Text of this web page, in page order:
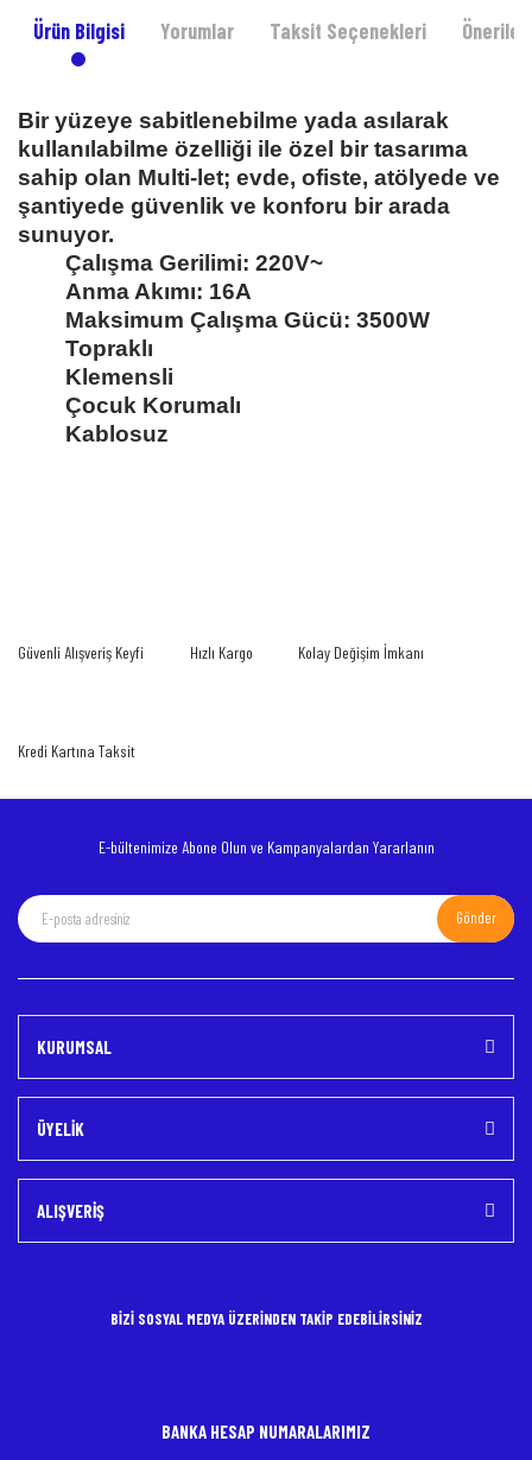
Ürün Bilgisi Yorumlar Taksit Seçenekleri
Bir yüzeye sabitlenebilme yada asılarak
kullanılabilme özelliği ile özel bir tasarıma
sahip olan Multi-let; evde, ofiste, atölyede ve
şantiyede güvenlik ve konforu bir arada
sunuyor.
Çalışma Gerilimi: 220V~
Anma Akımı: 16A
Maksimum Çalışma Gücü: 3500W
Topraklı
Klemensli
Çocuk Korumalı
Kablosuz
Ürün açıklamasında eksik bilgiler bulunuyor.
Güvenli Alışveriş Keyfi Hızlı Kargo Kolay Değişim İmkanı
Kredi Kartına Taksit
E-bültenimize Abone Olun ve Kampanyalardan Yararlanın
Gönder
KURUMSAL
ÜYELİK
ALIŞVERİŞ
BİZİ SOSYAL MEDYA ÜZERİNDEN TAKİP EDEBİLİRSİNİZ
BANKA HESAP NUMARALARIMIZ